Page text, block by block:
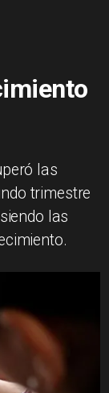
las
trimestre
las